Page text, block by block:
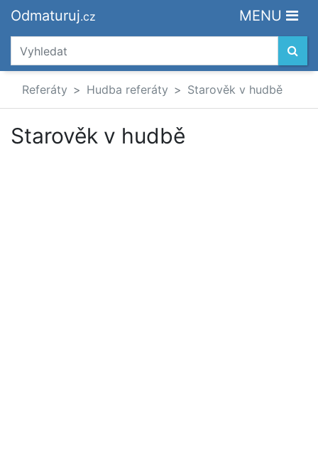
Odmaturuj.cz MENU
Referáty Hudba referáty Starověk v hudbě
Starověk v hudbě